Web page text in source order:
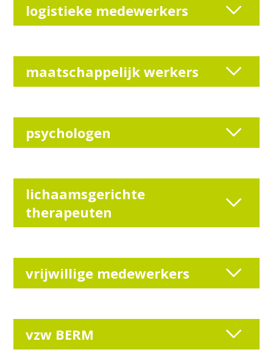
logistieke medewerkers
maatschappelijk werkers
psychologen
lichaamsgerichte
therapeuten
vrijwillige medewerkers
vzw BERM